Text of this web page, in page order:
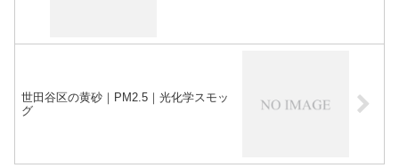
世田谷区の黄砂｜PM2.5｜光化学スモッ
グ